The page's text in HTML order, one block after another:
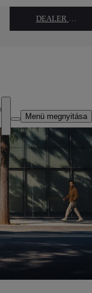
DEALER NAME
Menü megnyitása